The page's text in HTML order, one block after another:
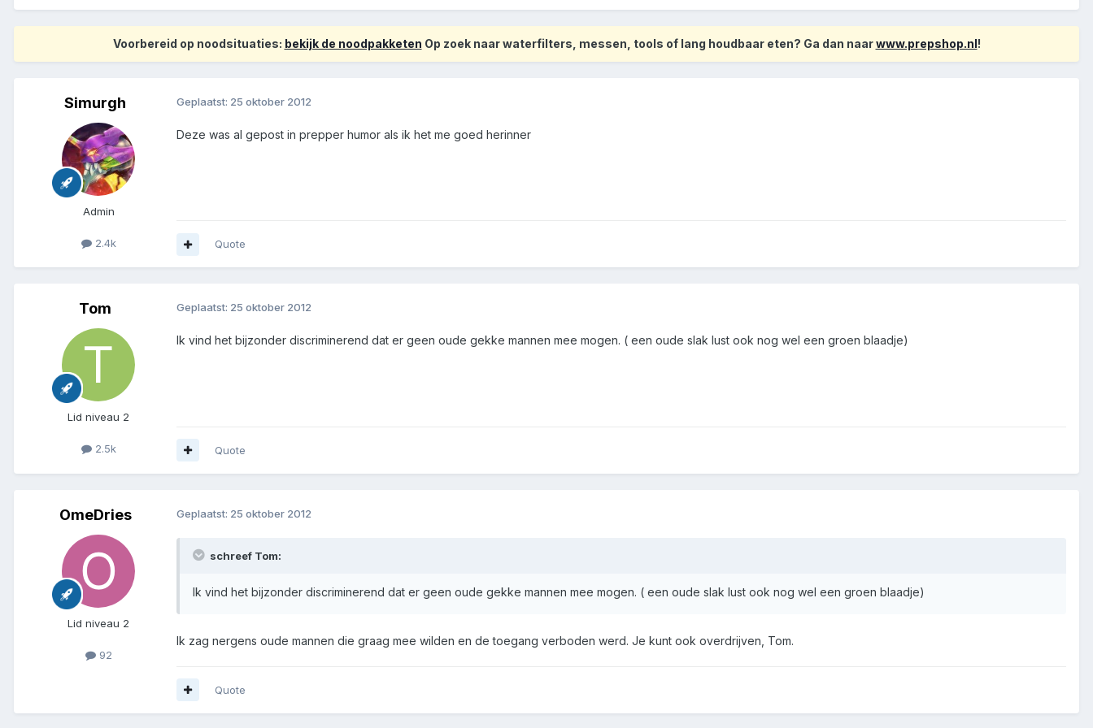
Voorbereid op noodsituaties: bekijk de noodpakketen Op zoek naar waterfilters, messen, tools of lang houdbaar eten? Ga dan naarwww.prepshop.nl!
Simurgh
Admin
2.4k
Geplaatst: 25 oktober 2012
Deze was al gepost in prepper humor als ik het me goed herinner
Quote
Tom
Lid niveau 2
2.5k
Geplaatst: 25 oktober 2012
Ik vind het bijzonder discriminerend dat er geen oude gekke mannen mee mogen. ( een oude slak lust ook nog wel een groen blaadje)
Quote
OmeDries
Lid niveau 2
92
Geplaatst: 25 oktober 2012
schreef Tom:
Ik vind het bijzonder discriminerend dat er geen oude gekke mannen mee mogen. ( een oude slak lust ook nog wel een groen blaadje)
Ik zag nergens oude mannen die graag mee wilden en de toegang verboden werd. Je kunt ook overdrijven, Tom.
Quote